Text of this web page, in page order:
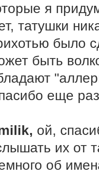
я
татушки
было
быть
еще
ой,
их от
об